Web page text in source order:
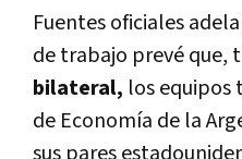
Fuentes oficiales
de trabajo prevé que,
bilateral, los equipos
de Economía de la